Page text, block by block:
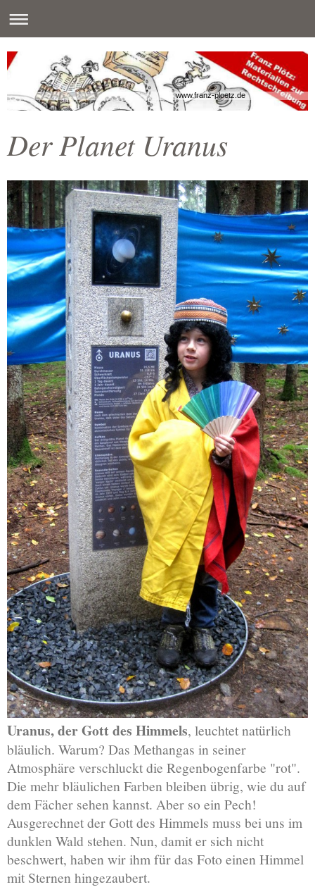
www.franz-ploetz.de
Der Planet Uranus
Uranus, der Gott des Himmels, leuchtet natürlich
bläulich. Warum? Das Methangas in seiner
Atmosphäre verschluckt die Regenbogenfarbe "rot".
Die mehr bläulichen Farben bleiben übrig, wie du auf
dem Fächer sehen kannst. Aber so ein Pech!
Ausgerechnet der Gott des Himmels muss bei uns im
dunklen Wald stehen. Nun, damit er sich nicht
beschwert, haben wir ihm für das Foto einen Himmel
mit Sternen hingezaubert.